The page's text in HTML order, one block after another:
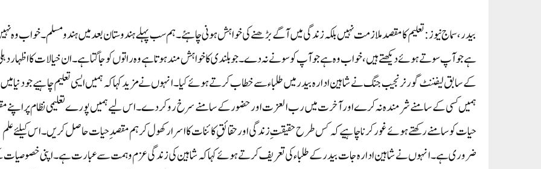
بیدر، سماج نیوز: تعلیم کا مقصد ملازمت نہیں بلکہ زندگی میں آگے بڑھنے کی خواہش ہونی چاہئے ۔ہم سب پہلے ہندوستان بعد میں ہندو مسلم۔ خواب وہ
ہے جو آپ سوتے ہوئے دیکھتے ہیں، خواب وہ ہے جو آپ کو سونے نہ دے ۔ جو بلندی کا خواہش مند ہوتا ہے وہ راتوں کو جاگتا ہے ۔ ان خیالات کا
کے سابق لیفننٹ گورنر نجیب جنگ نے شاہین ادارہ بیدر میں طلباء سے خطاب کرتے ہوئے کیا۔انہوں نے مزید کہا کہ ہمیں ایسی تعلیم چاہیے جو دنیا میں
ہمیں کسی کے سامنے شر مندہ نہ کرے اور آخرت میں رب العزت اور حضور کے سامنے سر خ رو کر دے ۔ اس لیے ہمیں پورے تعلیمی نظام پر اپنے
حیات کو سامنے رکھتے ہوئے غور کرنا چاہیے کہ کس طرح حقیقتِ زندگی اور حقائقِ کائنات کا اسرار کھول کر ہم مقصدِ حیات حاصل کریں۔ اس کیلئے علم
ضروری ہے ۔انہوں نے شاہین ادارہ جات بیدر کے طلباء کی تعریف کرتے ہوئے کہا کہ شاہین کی زندگی عزم و ہمت سے عبارت ہے ۔ اپنی خصو